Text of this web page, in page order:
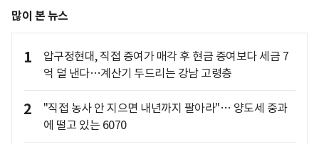
많이 본 뉴스
1
압구정현대, 직접 증여가 매각 후 현금 증여보다 세금 7
억 덜 낸다…계산기 두드리는 강남 고령층
2
"직접 농사 안 지으면 내년까지 팔아라"… 양도세 중과
에 떨고 있는 6070